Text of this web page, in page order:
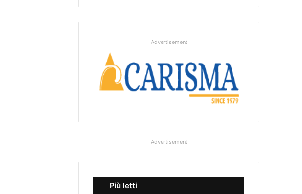
Advertisement
Advertisement
Più letti